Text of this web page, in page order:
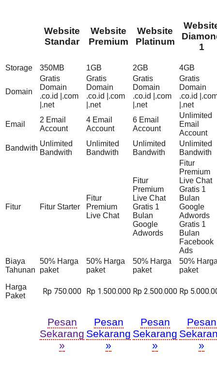
Website
Standar
Website
Premium
Website
Platinum
1
Storage 350MB 1GB 2GB 4GB
Domain
Gratis
Domain
.co.id |.com
|.net
Gratis
Domain
.co.id |.com
|.net
Gratis
Domain
.co.id |.com
|.net
Gratis
Domain
.co.id
|.net
Email
2 Email
Account
4 Email
Account
6 Email
Account
Unlimited
Email
Account
Bandwith
Unlimited
Bandwith
Unlimited
Bandwith
Unlimited
Bandwith
Unlimited
Bandwith
Fitur Fitur Starter
Fitur
Premium
Live Chat
Fitur
Premium
Live Chat
Gratis 1
Bulan
Google
Adwords
Fitur
Premium
Live Chat
Gratis 1
Bulan
Google
Adwords
Gratis 1
Bulan
Facebook
Ads
Biaya
Tahunan
50% Harga
paket
50% Harga
paket
50% Harga
paket
50%
paket
Harga
Paket
Rp 750.000 Rp 1.500.000 Rp 2.500.000 Rp
Pesan
Sekarang
»
Pesan
Sekarang
»
Pesan
Sekarang
»
Pesan
»